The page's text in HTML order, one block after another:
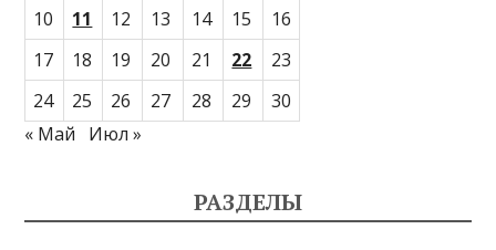
10
11 12 13 14 15
16
17
18 19 20 21 22
23
24
25 26 27 28 29
30
« Май
Июл »
РАЗДЕЛЫ